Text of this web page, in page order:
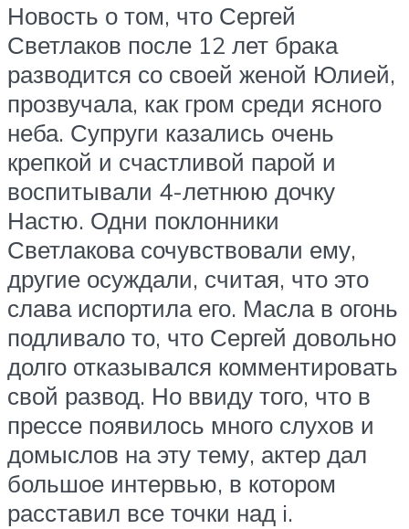
Новость о том, что Сергей
Светлаков после 12 лет брака
разводится со своей женой Юлией,
прозвучала, как гром среди ясного
неба. Супруги казались очень
крепкой и счастливой парой и
воспитывали 4-летнюю дочку
Настю. Одни поклонники
Светлакова сочувствовали ему,
другие осуждали, считая, что это
слава испортила его. Масла в огонь
подливало то, что Сергей довольно
долго отказывался комментировать
свой развод. Но ввиду того, что в
прессе появилось много слухов и
домыслов на эту тему, актер дал
большое интервью, в котором
расставил все точки над i.